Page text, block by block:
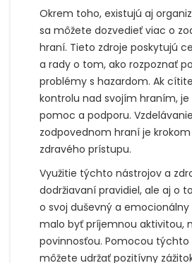
Okrem toho, existujú aj
sa môžete dozvedieť viac o
hraní. Tieto zdroje poskytujú
a rady o tom, ako rozpoznať
problémy s hazardom. Ak
kontrolu nad svojím hraním,
pomoc a podporu.
zodpovednom hraní je
zdravého prístupu.
Využitie týchto nástrojov a
dodržiavaní pravidiel, ale aj o
o svoj duševný a emocionálny
malo byť príjemnou aktivitou,
povinnosťou. Pomocou týchto
môžete udržať pozitívny